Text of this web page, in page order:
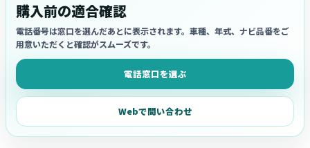
購入前の適合確認
電話番号は窓口を選んだあとに表示されます。車種、年式、ナビ品番をご
用意いただくと確認がスムーズです。
電話窓口を選ぶ
Webで問い合わせ